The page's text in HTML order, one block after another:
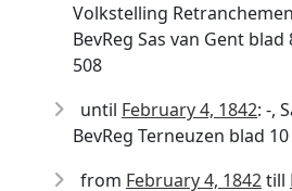
Volkstelling
BevReg Sas van Gent blad
508
until February 4, 1842: -,
BevReg Terneuzen blad
from February 4, 1842till